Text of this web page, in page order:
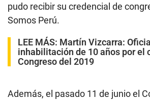
pudo recibir su credencial de
Somos Perú.
LEE MÁS: Martín Vizcarra:
inhabilitación de 10 años por el
Congreso del 2019
Además, el pasado 11 de junio el